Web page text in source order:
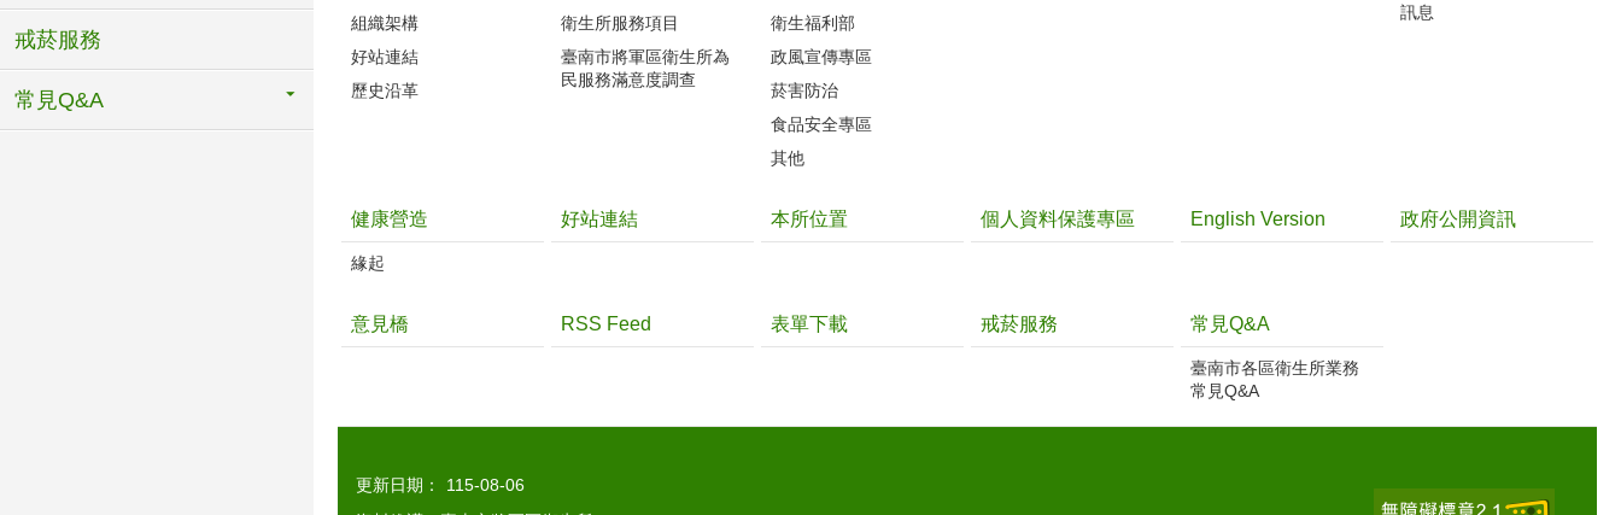
戒菸服務
常見Q&A
組織架構
好站連結
歷史沿革
衛生所服務項目
臺南市將軍區衛生所為
民服務滿意度調查
衛生福利部
政風宣傳專區
菸害防治
食品安全專區
其他
訊息
健康營造
緣起
好站連結 本所位置 個人資料保護專區 English Version 政府公開資訊
意見橋 RSS Feed 表單下載 戒菸服務 常見Q&A
臺南市各區衛生所業務
常見Q&A
更新日期：
115-08-06